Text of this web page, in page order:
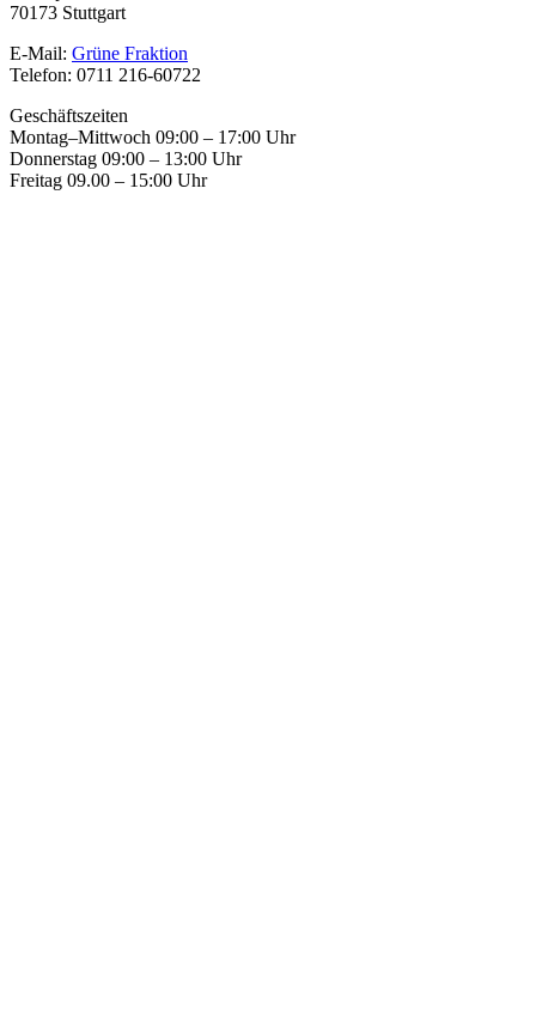
70173 Stuttgart
E-Mail: Grüne Fraktion
Telefon: 0711 216-60722
Geschäftszeiten
Montag–Mittwoch 09:00 – 17:00 Uhr
Donnerstag 09:00 – 13:00 Uhr
Freitag 09.00 – 15:00 Uhr